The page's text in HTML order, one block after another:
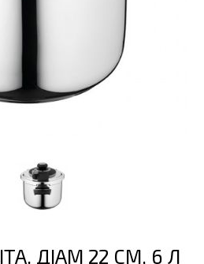
ДІАМ 22 СМ, 6 Л